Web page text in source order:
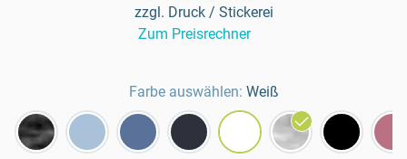
zzgl. Druck / Stickerei
Zum Preisrechner
Farbe auswählen: Weiß